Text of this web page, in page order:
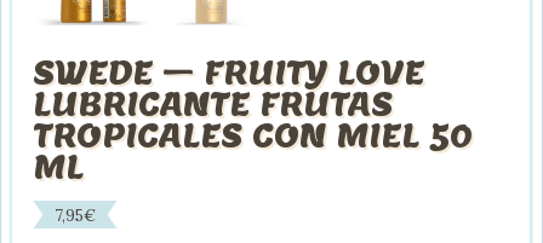
SWEDE – FRUITY LOVE
LUBRICANTE FRUTAS
TROPICALES CON MIEL 50
ML
7,95€